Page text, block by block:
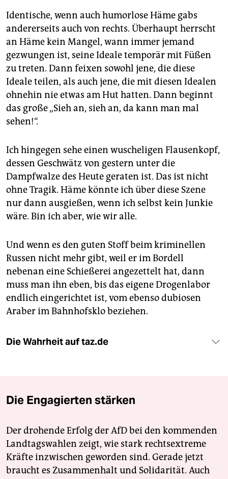
Identische, wenn auch humorlose Häme gabs
andererseits auch von rechts. Überhaupt herrscht
an Häme kein Mangel, wann immer jemand
gezwungen ist, seine Ideale temporär mit Füßen
zu treten. Dann feixen sowohl jene, die diese
Ideale teilen, als auch jene, die mit diesen Idealen
ohnehin nie etwas am Hut hatten. Dann beginnt
das große „Sieh an, sieh an, da kann man mal
sehen!“.
Ich hingegen sehe einen wuscheligen Flausenkopf,
dessen Geschwätz von gestern unter die
Dampfwalze des Heute geraten ist. Das ist nicht
ohne Tragik. Häme könnte ich über diese Szene
nur dann ausgießen, wenn ich selbst kein Junkie
wäre. Bin ich aber, wie wir alle.
Und wenn es den guten Stoff beim kriminellen
Russen nicht mehr gibt, weil er im Bordell
nebenan eine Schießerei angezettelt hat, dann
muss man ihn eben, bis das eigene Drogenlabor
endlich eingerichtet ist, vom ebenso dubiosen
Araber im Bahnhofsklo beziehen.
Die Wahrheit auf taz.de
Die Engagierten stärken
Der drohende Erfolg der AfD bei den kommenden
Landtagswahlen zeigt, wie stark rechtsextreme
Kräfte inzwischen geworden sind. Gerade jetzt
braucht es Zusammenhalt und Solidarität. Auch